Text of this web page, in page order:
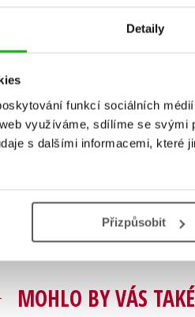
Detaily
funkcí sociálních
využíváme, sdílíme se svými
s dalšími informacemi, které
Přizpůsobit
hodnocení
Přihlásit
MOHLO BY VÁS